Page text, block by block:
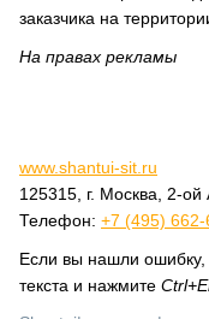
заказчика на
На правах рекламы
www.shantui-sit.ru
125315, г. Москва, 2-
Телефон: +7 (495) 662-
Если вы нашли
текста и нажмите